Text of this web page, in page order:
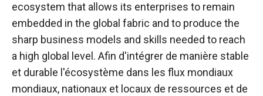
ecosystem that allows its enterprises to remain
embedded in the global fabric and to produce the
sharp business models and skills needed to reach
a high global level. Afin d'intégrer de manière stable
et durable l'écosystème dans les flux mondiaux
mondiaux, nationaux et locaux de ressources et de